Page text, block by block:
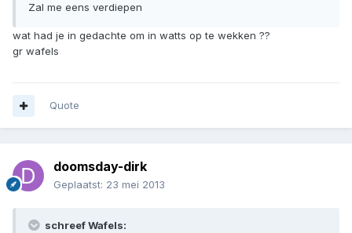
Zal me eens verdiepen
wat had je in gedachte om in watts op te wekken ??
gr wafels
Quote
doomsday-dirk
Geplaatst: 23 mei 2013
schreef Wafels: